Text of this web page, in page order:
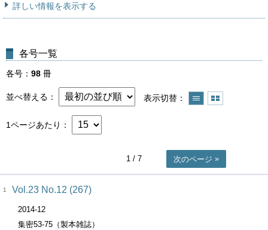
詳しい情報を表示する
各号一覧
各号 98 冊
並べ替える 表示切替
1ページあたり
1 / 7 次のページ
1 Vol.23 No.12 (267)
2014-12
集密53-75（製本雑誌）